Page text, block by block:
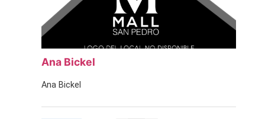
Ana Bickel
Ana Bickel